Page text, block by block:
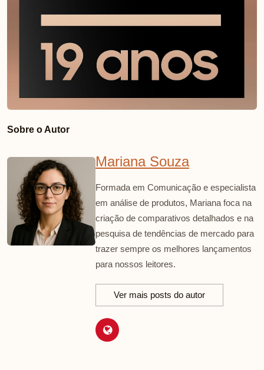
Sobre o Autor
Mariana Souza
Formada em Comunicação e especialista
em análise de produtos, Mariana foca na
criação de comparativos detalhados e na
pesquisa de tendências de mercado para
trazer sempre os melhores lançamentos
para nossos leitores.
Ver mais posts do autor